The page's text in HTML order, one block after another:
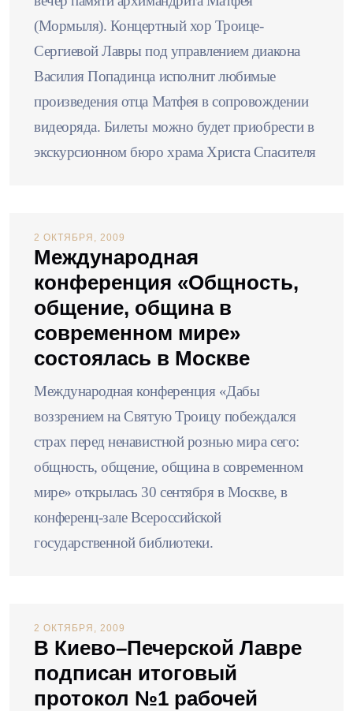
(Мормыля). Концертный хор Троице-
Сергиевой Лавры под управлением диакона
Василия Попадинца исполнит любимые
произведения отца Матфея в сопровождении
видеоряда. Билеты можно будет приобрести в
экскурсионном бюро храма Христа Спасителя
2 ОКТЯБРЯ, 2009
Международная
конференция «Общность,
общение, община в
современном мире»
состоялась в Москве
Международная конференция «Дабы
воззрением на Святую Троицу побеждался
страх перед ненавистной рознью мира сего:
общность, общение, община в современном
мире» открылась 30 сентября в Москве, в
конференц-зале Всероссийской
государственной библиотеки.
2 ОКТЯБРЯ, 2009
В Киево–Печерской Лавре
подписан итоговый
протокол №1 рабочей